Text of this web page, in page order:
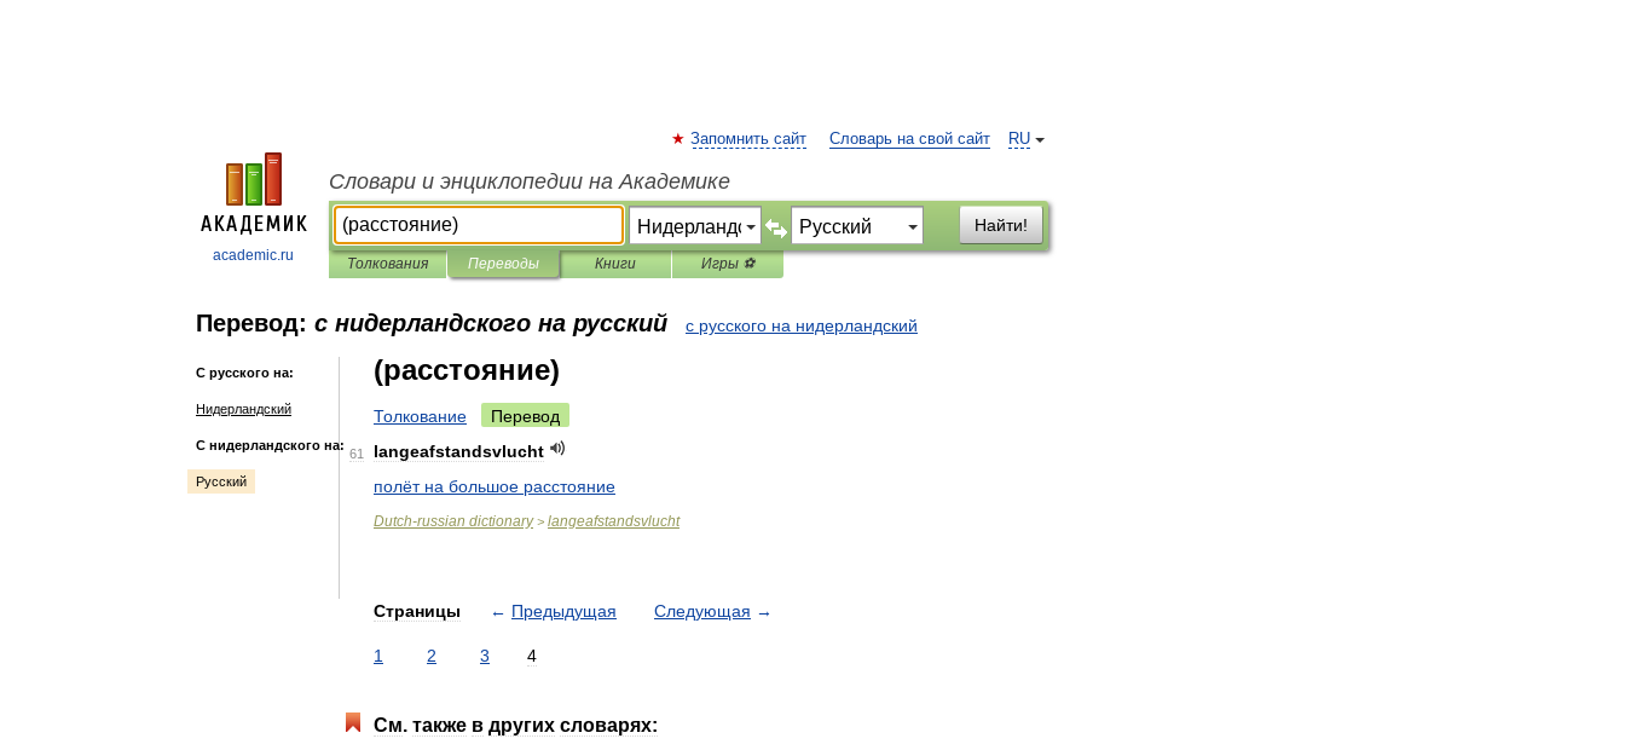
academic.ru
RU
Запомнить сайт Словарь на свой сайт
Словари и энциклопедии на Академике
Найти!
Толкования Переводы Книги Игры ⚽
Перевод: с нидерландского на русский с русского на нидерландский
С русского на:
Нидерландский
С нидерландского на:
Русский
(расстояние)
Толкование Перевод
61
langeafstandsvlucht
полёт на большое расстояние
Dutch-russian dictionary> langeafstandsvlucht
Страницы ← Предыдущая Следующая →
1 2 3 4
См. также в других словарях: